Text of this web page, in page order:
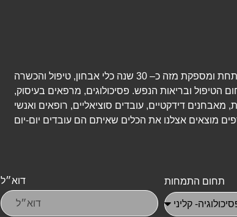
חברת סייקטק מפתחת ומספקת מזה כ– 30 שנה כלי אבחון, טיפול והכשרה
הטיפול ובריאות הנפש. פסיכולוגים, מרפאים בעיסוק,
מאבחנים דידקטיים, עובדים סוציאליים, רופאים ואנשי
דוא״ל תחום התמחות